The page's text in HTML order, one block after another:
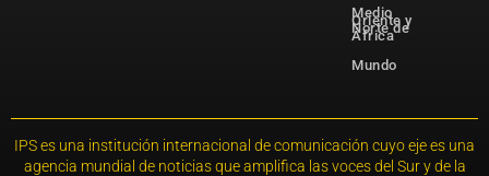
Medio
Oriente y
Norte de
África
Mundo
IPS es una institución internacional de comunicación cuyo eje es una
agencia mundial de noticias que amplifica las voces del Sur y de la